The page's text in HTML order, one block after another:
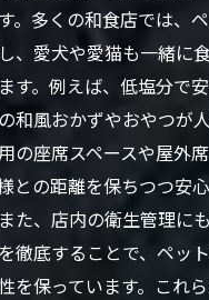
。多くの和食店では、
、愛犬や愛猫も一緒に
す。例えば、低塩分で
和風おかずやおやつが
の座席スペースや屋外
との距離を保ちつつ安
た、店内の衛生管理に
徹底することで、ペッ
を保っています。これら